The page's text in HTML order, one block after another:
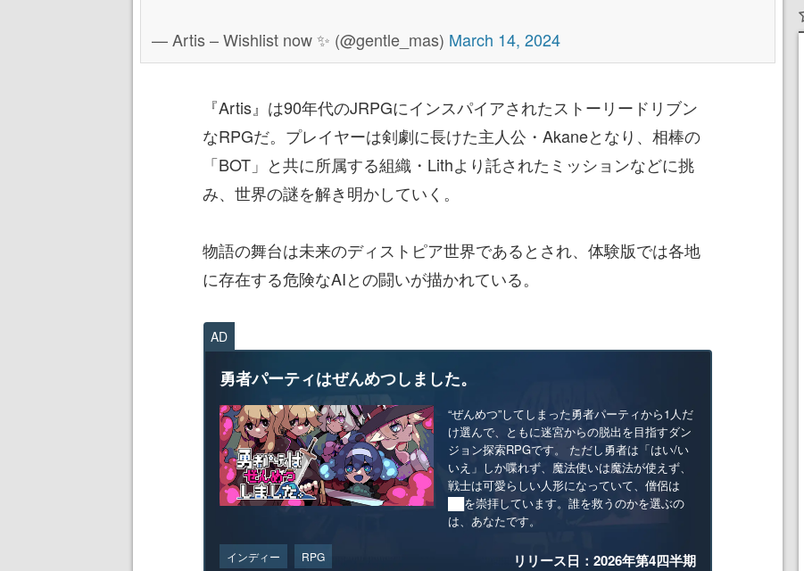
— Artis – Wishlist now ✨ (@gentle_mas) March 14, 2024
『Artis』は90年代のJRPGにインスパイアされたストーリードリブン
なRPGだ。プレイヤーは剣劇に長けた主人公・Akaneとなり、相棒の
「BOT」と共に所属する組織・Lithより託されたミッションなどに挑
み、世界の謎を解き明かしていく。
物語の舞台は未来のディストピア世界であるとされ、体験版では各地
に存在する危険なAIとの闘いが描かれている。
AD
勇者パーティはぜんめつしました。
“ぜんめつ”してしまった勇者パーティから1人だ
け選んで、ともに迷宮からの脱出を目指すダン
ジョン探索RPGです。 ただし勇者は「はい/い
いえ」しか喋れず、魔法使いは魔法が使えず、
戦士は可愛らしい人形になっていて、僧侶は
██を崇拝しています。誰を救うのかを選ぶの
は、あなたです。
インディー RPG リリース日：2026年第4四半期